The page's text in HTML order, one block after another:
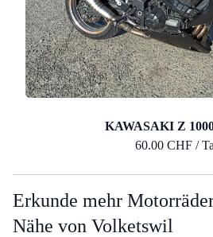
KAWASAKI Z
60.00 CHF /
Erkunde mehr
Nähe von Volketswil